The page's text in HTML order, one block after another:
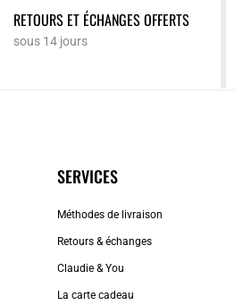
RETOURS ET ÉCHANGES OFFERTS
sous 14 jours
SERVICES
Méthodes de livraison
Retours & échanges
Claudie & You
La carte cadeau